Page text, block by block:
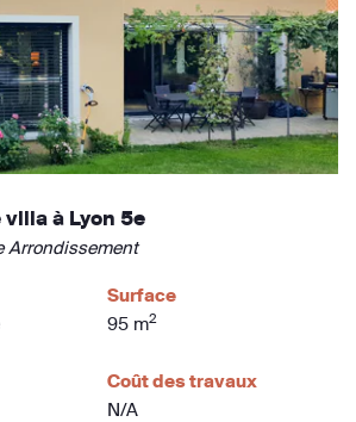
à Lyon 5e
Arrondissement
Surface
95 m2
Coût des travaux
N/A